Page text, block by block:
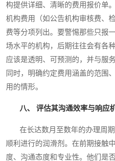
构提供详细、清晰的费用报价单
机构费用（如公告机构审核费、
费等分项列出。要警惕那些只报
场水平的机构，后期往往会有各
应该是透明、可预测的，并与服
同时，明确约定费用涵盖的范围
用的情形。
八、 评估其沟通效率与响应
在长达数月至数年的办理周期
顺利进行的润滑剂。在前期接触
度、沟通态度和专业性。他们是